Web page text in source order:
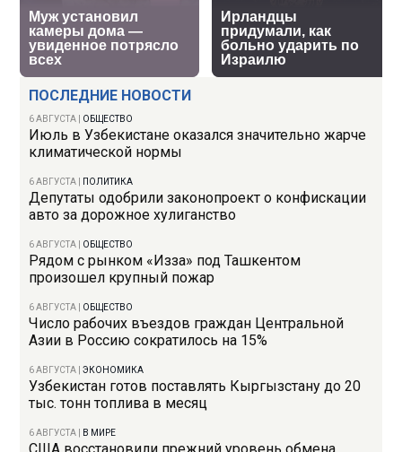
ПОСЛЕДНИЕ НОВОСТИ
6 АВГУСТА ОБЩЕСТВО
Июль в Узбекистане оказался значительно жарче
климатической нормы
6 АВГУСТА ПОЛИТИКА
Депутаты одобрили законопроект о конфискации
авто за дорожное хулиганство
6 АВГУСТА ОБЩЕСТВО
Рядом с рынком «Изза» под Ташкентом
произошел крупный пожар
6 АВГУСТА ОБЩЕСТВО
Число рабочих въездов граждан Центральной
Азии в Россию сократилось на 15%
6 АВГУСТА |ЭКОНОМИКА
Узбекистан готов поставлять Кыргызстану до 20
тыс. тонн топлива в месяц
6 АВГУСТА В МИРЕ